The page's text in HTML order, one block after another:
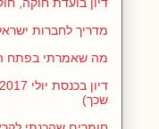
מדריך לחברות
מה שאמרתי בפתח
שכך)